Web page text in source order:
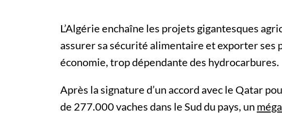
L’Algérie enchaîne les projets gigantesques
assurer sa sécurité alimentaire et exporter
économie, trop dépendante des hydrocarbures.
Après la signature d’un accord avec le Qatar
de 277.000 vaches dans le Sud du pays, un